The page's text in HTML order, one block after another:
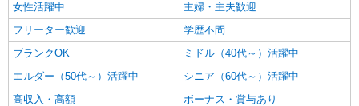
城北公園通駅＊高級シニアマンションでのサ
ポート職員＊.・：゜
時給1550円〜2187円 ＜日払い有/週払い有/交
通費全支給(ガソリン代含む)＞
大阪市旭区内
女性活躍中
主婦・主夫歓迎
フリーター歓迎
学歴不問
ブランクOK
ミドル（40代～）活躍中
エルダー（50代～）活躍中
シニア（60代～）活躍中
高収入・高額
ボーナス・賞与あり